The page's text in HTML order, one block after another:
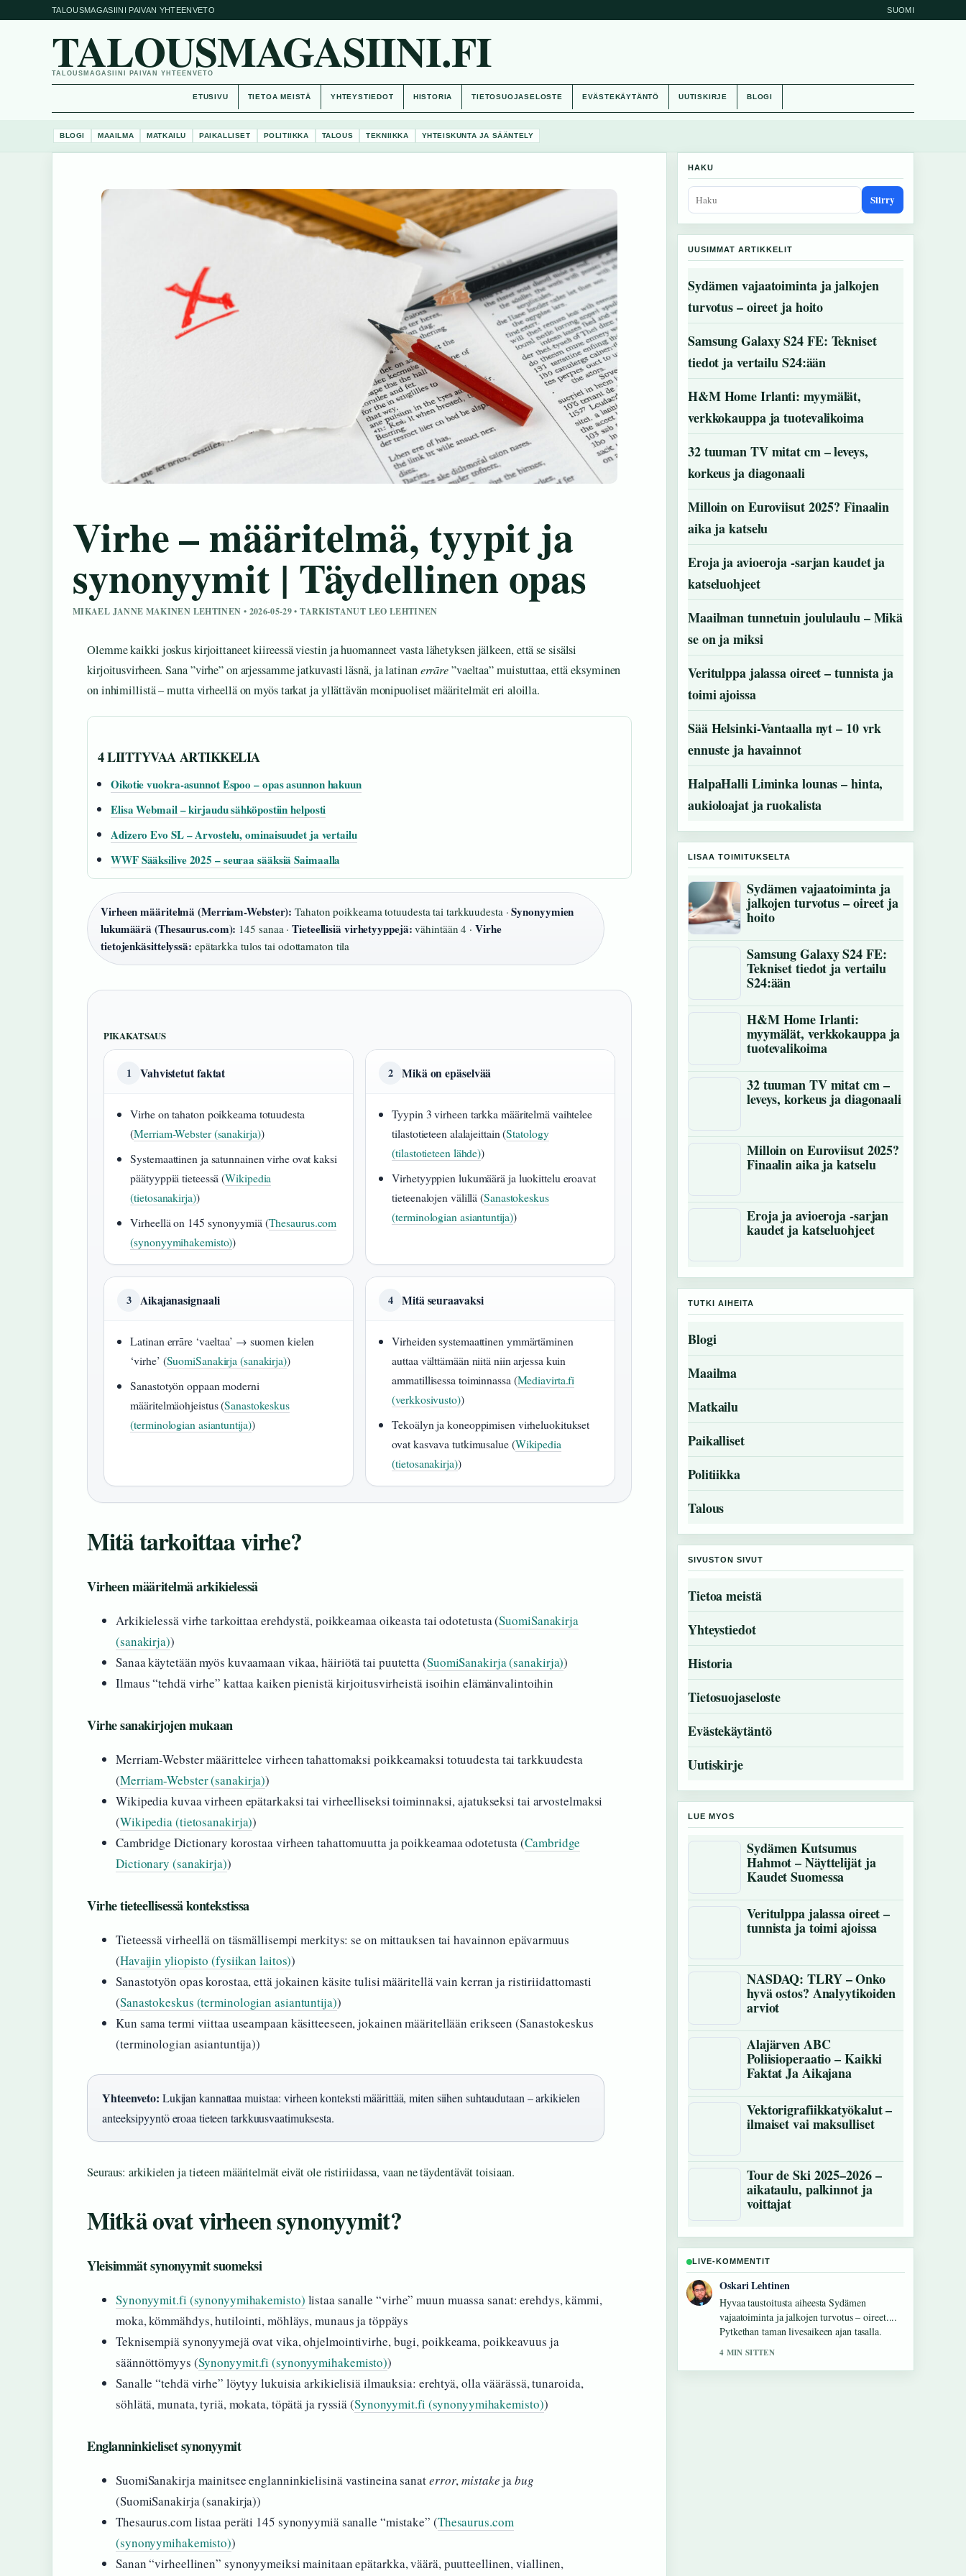
TALOUSMAGASIINI PAIVAN YHTEENVETO SUOMI
TALOUSMAGASIINI.FI
TALOUSMAGASIINI PAIVAN YHTEENVETO
ETUSIVU TIETOA MEISTÄ YHTEYSTIEDOT HISTORIA TIETOSUOJASELOSTE EVÄSTEKÄYTÄNTÖ UUTISKIRJE BLOGI
BLOGI MAAILMA MATKAILU PAIKALLISET POLITIIKKA TALOUS TEKNIIKKA YHTEISKUNTA JA SÄÄNTELY
Virhe – määritelmä, tyypit ja
synonyymit | Täydellinen opas
MIKAEL JANNE MAKINEN LEHTINEN • 2026-05-29 • TARKISTANUT LEO LEHTINEN
Olemme kaikki joskus kirjoittaneet kiireessä viestin ja huomanneet vasta lähetyksen jälkeen, että se sisälsi
kirjoitusvirheen. Sana ”virhe” on arjessamme jatkuvasti läsnä, ja latinanerrāre”vaeltaa” muistuttaa, että eksyminen
on inhimillistä – mutta virheellä on myös tarkat ja yllättävän monipuoliset määritelmät eri aloilla.
4 LIITTYVAA ARTIKKELIA
Oikotie vuokra-asunnot Espoo – opas asunnon hakuun
Elisa Webmail – kirjaudu sähköpostiin helposti
Adizero Evo SL – Arvostelu, ominaisuudet ja vertailu
WWF Sääksilive 2025 – seuraa sääksiä Saimaalla
Virheen määritelmä (Merriam-Webster): Tahaton poikkeama totuudesta tai tarkkuudesta ·Synonyymien
lukumäärä (Thesaurus.com): 145 sanaa ·Tieteellisiä virhetyyppejä: vähintään 4 · Virhe
tietojenkäsittelyssä: epätarkka tulos tai odottamaton tila
PIKAKATSAUS
1 Vahvistetut faktat
Virhe on tahaton poikkeama totuudesta
(Merriam-Webster (sanakirja))
Systemaattinen ja satunnainen virhe ovat kaksi
päätyyppiä tieteessä (Wikipedia
(tietosanakirja))
Virheellä on 145 synonyymiä (Thesaurus.com
(synonyymihakemisto))
2 Mikä on epäselvää
Tyypin 3 virheen tarkka määritelmä vaihtelee
tilastotieteen alalajeittain (Statology
(tilastotieteen lähde))
Virhetyyppien lukumäärä ja luokittelu eroavat
tieteenalojen välillä (Sanastokeskus
(terminologian asiantuntija))
3 Aikajanasignaali
Latinan errāre ‘vaeltaa’ → suomen kielen
‘virhe’ (SuomiSanakirja (sanakirja))
Sanastotyön oppaan moderni
määritelmäohjeistus (Sanastokeskus
(terminologian asiantuntija))
4 Mitä seuraavaksi
Virheiden systemaattinen ymmärtäminen
auttaa välttämään niitä niin arjessa kuin
ammatillisessa toiminnassa (Mediavirta.fi
(verkkosivusto))
Tekoälyn ja koneoppimisen virheluokitukset
ovat kasvava tutkimusalue (Wikipedia
(tietosanakirja))
Mitä tarkoittaa virhe?
Virheen määritelmä arkikielessä
Arkikielessä virhe tarkoittaa erehdystä, poikkeamaa oikeasta tai odotetusta (SuomiSanakirja
(sanakirja))
Sanaa käytetään myös kuvaamaan vikaa, häiriötä tai puutetta (SuomiSanakirja (sanakirja))
Ilmaus “tehdä virhe” kattaa kaiken pienistä kirjoitusvirheistä isoihin elämänvalintoihin
Virhe sanakirjojen mukaan
Merriam-Webster määrittelee virheen tahattomaksi poikkeamaksi totuudesta tai tarkkuudesta
(Merriam-Webster (sanakirja))
Wikipedia kuvaa virheen epätarkaksi tai virheelliseksi toiminnaksi, ajatukseksi tai arvostelmaksi
(Wikipedia (tietosanakirja))
Cambridge Dictionary korostaa virheen tahattomuutta ja poikkeamaa odotetusta (Cambridge
Dictionary (sanakirja))
Virhe tieteellisessä kontekstissa
Tieteessä virheellä on täsmällisempi merkitys: se on mittauksen tai havainnon epävarmuus
(Havaijin yliopisto (fysiikan laitos))
Sanastotyön opas korostaa, että jokainen käsite tulisi määritellä vain kerran ja ristiriidattomasti
(Sanastokeskus (terminologian asiantuntija))
Kun sama termi viittaa useampaan käsitteeseen, jokainen määritellään erikseen (Sanastokeskus
(terminologian asiantuntija))
Yhteenveto: Lukijan kannattaa muistaa: virheen konteksti määrittää, miten siihen suhtaudutaan – arkikielen
anteeksipyyntö eroaa tieteen tarkkuusvaatimuksesta.
Seuraus: arkikielen ja tieteen määritelmät eivät ole ristiriidassa, vaan ne täydentävät toisiaan.
Mitkä ovat virheen synonyymit?
Yleisimmät synonyymit suomeksi
Synonyymit.fi (synonyymihakemisto) listaa sanalle “virhe” muun muassa sanat: erehdys, kämmi,
moka, kömmähdys, hutilointi, möhläys, munaus ja töppäys
Teknisempiä synonyymejä ovat vika, ohjelmointivirhe, bugi, poikkeama, poikkeavuus ja
säännöttömyys (Synonyymit.fi (synonyymihakemisto))
Sanalle “tehdä virhe” löytyy lukuisia arkikielisiä ilmauksia: erehtyä, olla väärässä, tunaroida,
söhlätä, munata, tyriä, mokata, töpätä ja ryssiä (Synonyymit.fi (synonyymihakemisto))
Englanninkieliset synonyymit
SuomiSanakirja mainitsee englanninkielisinä vastineina sanaterror,mistakejabug
(SuomiSanakirja (sanakirja))
Thesaurus.com listaa peräti 145 synonyymiä sanalle “mistake” (Thesaurus.com
(synonyymihakemisto))
Sanan “virheellinen” synonyymeiksi mainitaan epätarkka, väärä, puutteellinen, viallinen,
HAKU
Siirry
UUSIMMAT ARTIKKELIT
Sydämen vajaatoiminta ja jalkojen
turvotus – oireet ja hoito
Samsung Galaxy S24 FE: Tekniset
tiedot ja vertailu S24:ään
H&M Home Irlanti: myymälät,
verkkokauppa ja tuotevalikoima
32 tuuman TV mitat cm – leveys,
korkeus ja diagonaali
Milloin on Euroviisut 2025? Finaalin
aika ja katselu
Eroja ja avioeroja -sarjan kaudet ja
katseluohjeet
Maailman tunnetuin joululaulu – Mikä
se on ja miksi
Veritulppa jalassa oireet – tunnista ja
toimi ajoissa
Sää Helsinki-Vantaalla nyt – 10 vrk
ennuste ja havainnot
HalpaHalli Liminka lounas – hinta,
aukioloajat ja ruokalista
LISAA TOIMITUKSELTA
Sydämen vajaatoiminta ja
jalkojen turvotus – oireet ja
hoito
Samsung Galaxy S24 FE:
Tekniset tiedot ja vertailu
S24:ään
H&M Home Irlanti:
myymälät, verkkokauppa ja
tuotevalikoima
32 tuuman TV mitat cm –
leveys, korkeus ja diagonaali
Milloin on Euroviisut 2025?
Finaalin aika ja katselu
Eroja ja avioeroja -sarjan
kaudet ja katseluohjeet
TUTKI AIHEITA
Blogi
Maailma
Matkailu
Paikalliset
Politiikka
Talous
SIVUSTON SIVUT
Tietoa meistä
Yhteystiedot
Historia
Tietosuojaseloste
Evästekäytäntö
Uutiskirje
LUE MYOS
Sydämen Kutsumus
Hahmot – Näyttelijät ja
Kaudet Suomessa
Veritulppa jalassa oireet –
tunnista ja toimi ajoissa
NASDAQ: TLRY – Onko
hyvä ostos? Analyytikoiden
arviot
Alajärven ABC
Poliisioperaatio – Kaikki
Faktat Ja Aikajana
Vektorigrafiikkatyökalut –
ilmaiset vai maksulliset
Tour de Ski 2025–2026 –
aikataulu, palkinnot ja
voittajat
LIVE-KOMMENTIT
Sanni Heikkinen
Raportointi Samsung Galaxy S24 FE:
Tekniset tiedot ja...-aiheesta tuntuu
luotettavalta ja helppolukuiselta.
6 MIN SITTEN